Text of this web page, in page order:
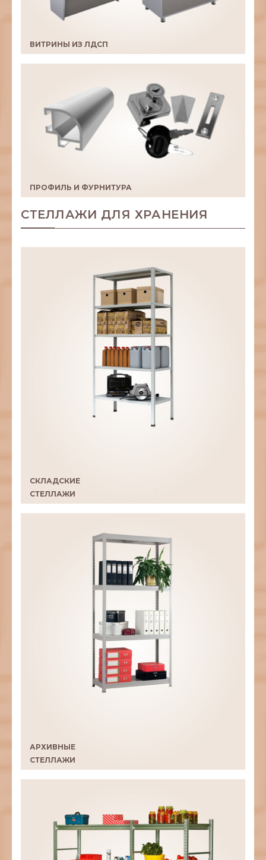
ВИТРИНЫ ИЗ ЛДСП
ПРОФИЛЬ И ФУРНИТУРА
СТЕЛЛАЖИ ДЛЯ ХРАНЕНИЯ
СКЛАДСКИЕ
CТЕЛЛАЖИ
АРХИВНЫЕ
CТЕЛЛАЖИ